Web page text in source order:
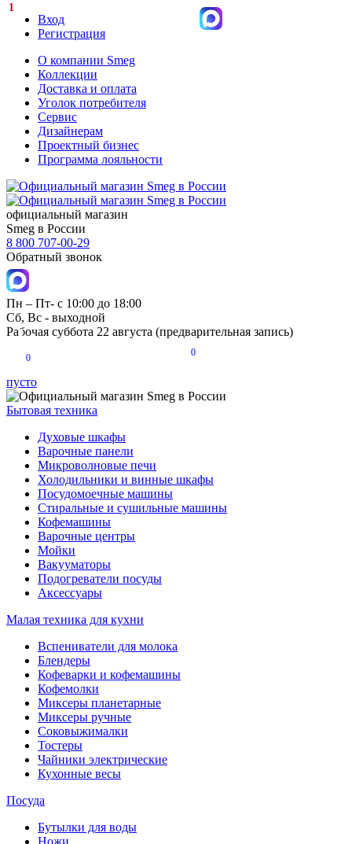
Вход
Регистрация
О компании Smeg
Коллекции
Доставка и оплата
Уголок потребителя
Сервис
Дизайнерам
Проектный бизнес
Программа лояльности
официальный магазин
Smeg в России
8 800 707-00-29
Обратный звонок
Пн – Пт- с 10:00 до 18:00
Сб, Вс - выходной
Рабочая суббота 22 августа (предварительная запись)
0
0
пусто
Бытовая техника
Духовые шкафы
Варочные панели
Микроволновые печи
Холодильники и винные шкафы
Посудомоечные машины
Стиральные и сушильные машины
Кофемашины
Варочные центры
Мойки
Вакууматоры
Подогреватели посуды
Аксессуары
Малая техника для кухни
Вспениватели для молока
Блендеры
Кофеварки и кофемашины
Кофемолки
Миксеры планетарные
Миксеры ручные
Соковыжималки
Тостеры
Чайники электрические
Кухонные весы
Посуда
Бутылки для воды
Ножи
1